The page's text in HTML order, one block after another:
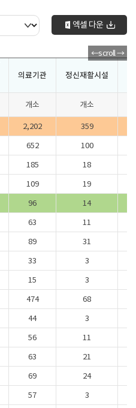
엑셀 다운
의료기관 정신재활시설
개소 개소
2,202
359
652
100
185
18
109
19
96
14
63
11
89
31
33
3
15
3
474
68
44
3
56
11
63
21
69
24
57
3